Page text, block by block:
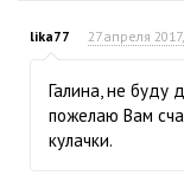
lika77 27 апреля
Галина, не буду
пожелаю Вам
кулачки.